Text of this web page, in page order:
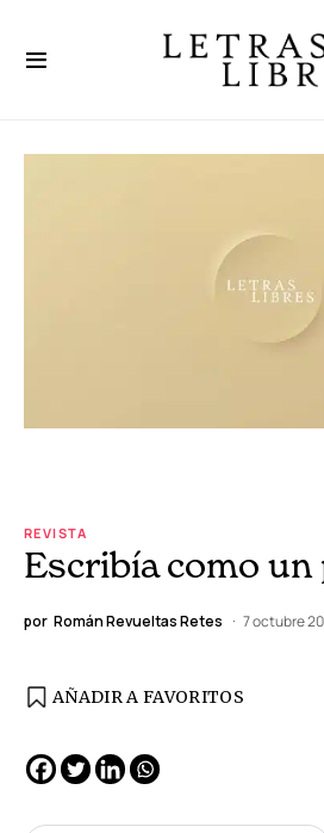
REVISTA
Escribía como un
por Román Revueltas Retes 7 octubre
AÑADIR A FAVORITOS